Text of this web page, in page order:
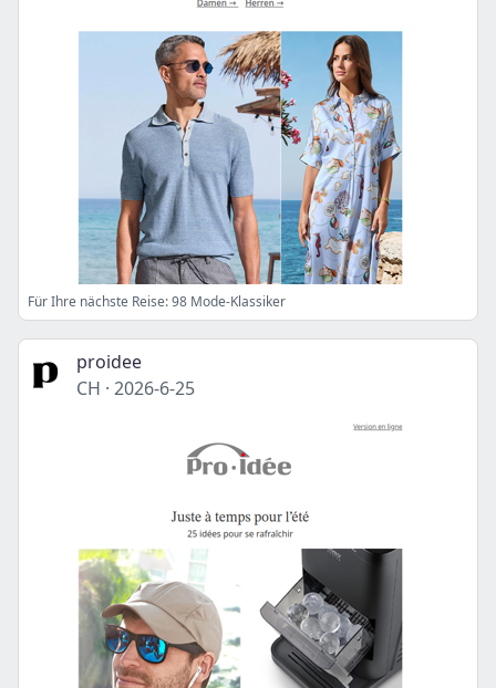
Für Ihre nächste Reise: 98 Mode-Klassiker
proidee
CH · 2026-6-25